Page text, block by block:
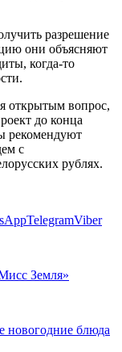
разрешение
они объясняют
когда-то
открытым вопрос,
до конца
рекомендуют
с
рублях.
TelegramViber
Земля»
новогодние блюда